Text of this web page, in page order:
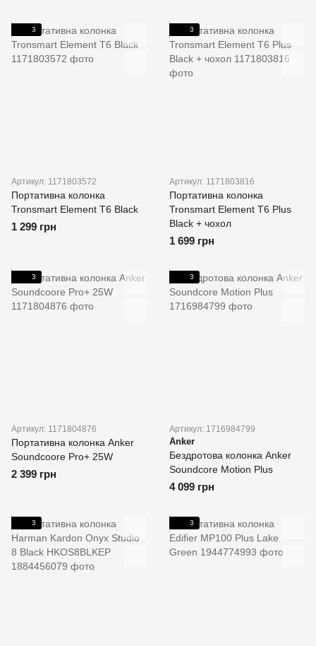
3
Артикул: 1171803572
Портативна колонка
Tronsmart Element T6 Black
1 299 грн
3
Артикул: 1171803816
Портативна колонка
Tronsmart Element T6 Plus
Black + чохол
1 699 грн
3
Артикул: 1171804876
Портативна колонка Anker
Soundcoore Pro+ 25W
2 399 грн
3
Артикул: 1716984799
Anker
Бездротова колонка Anker
Soundcore Motion Plus
4 099 грн
3 3